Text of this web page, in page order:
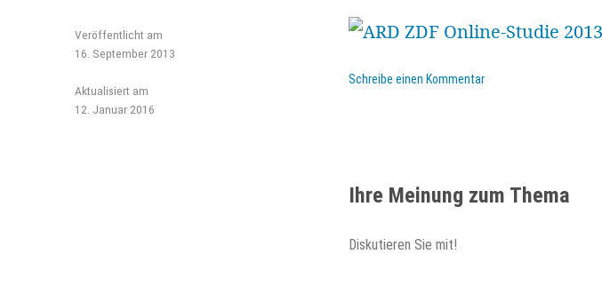
Veröffentlicht am
16. September 2013
Aktualisiert am
12. Januar 2016
Schreibe einen Kommentar
Ihre Meinung zum Thema